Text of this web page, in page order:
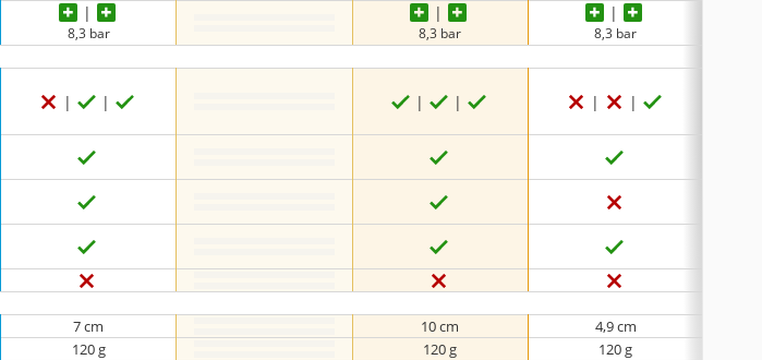
8,3 bar 8,3 bar 8,3 bar
7 cm 10 cm
4,9 cm
120 g 120 g 120 g